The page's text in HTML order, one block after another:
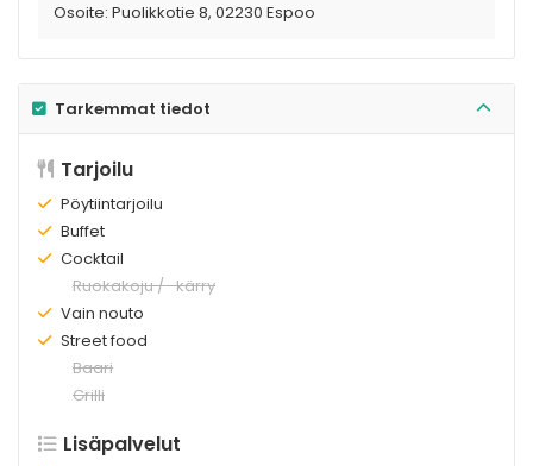
Osoite: Puolikkotie 8, 02230 Espoo
Tarkemmat tiedot
Tarjoilu
Olemassa:
Pöytiintarjoilu
Olemassa:
Buffet
Olemassa:
Cocktail
Ei
olemassa:
Ruokakoju / -kärry
Olemassa:
Vain nouto
Olemassa:
Street food
Ei
olemassa:
Baari
Ei
Grilli
Lisäpalvelut